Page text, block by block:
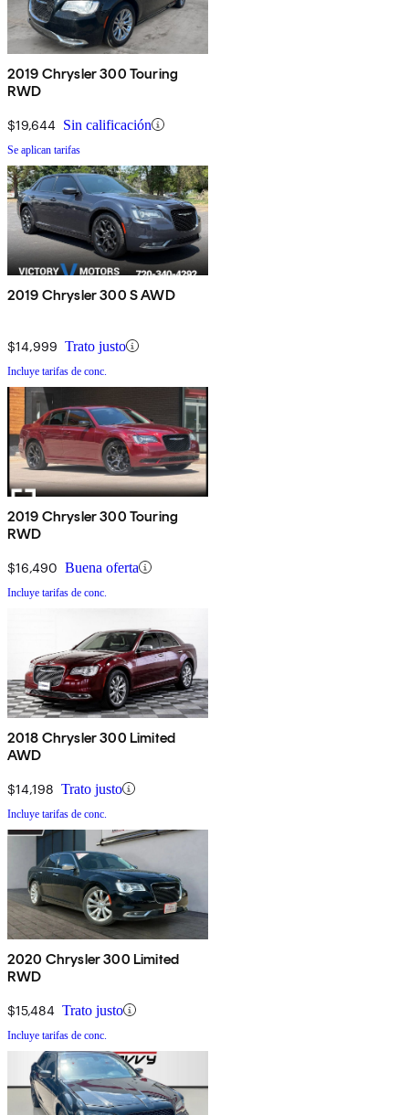
2019 Chrysler 300 Touring
RWD
$19,644 Sin calificación
Se aplican tarifas
2019 Chrysler 300 S AWD
$14,999 Trato justo
Incluye tarifas de conc.
2019 Chrysler 300 Touring
RWD
$16,490 Buena oferta
Incluye tarifas de conc.
2018 Chrysler 300 Limited
AWD
$14,198 Trato justo
Incluye tarifas de conc.
2020 Chrysler 300 Limited
RWD
$15,484 Trato justo
Incluye tarifas de conc.